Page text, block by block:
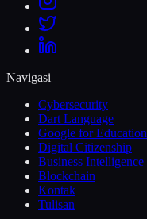
Navigasi
Cybersecurity
Dart Language
Google for Education
Digital Citizenship
Business Intelligence
Blockchain
Kontak
Tulisan